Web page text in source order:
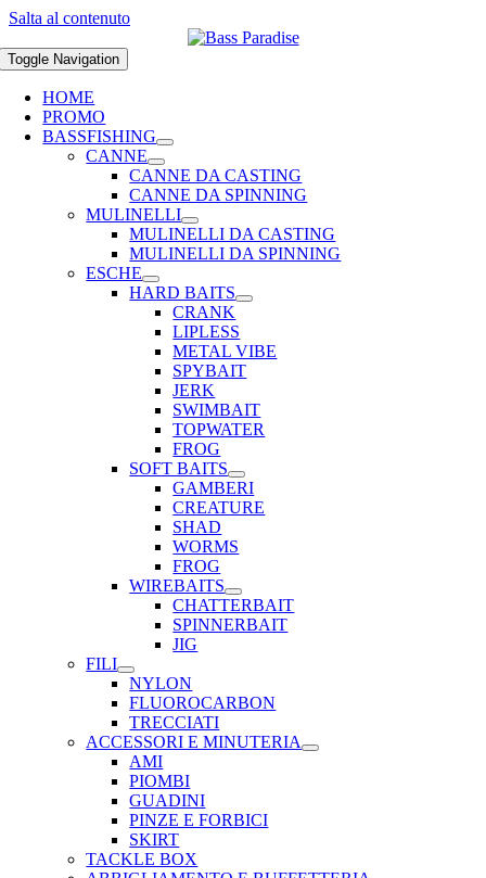
Salta al contenuto
Toggle Navigation
HOME
PROMO
BASSFISHING
CANNE
CANNE DA CASTING
CANNE DA SPINNING
MULINELLI
MULINELLI DA CASTING
MULINELLI DA SPINNING
ESCHE
HARD BAITS
CRANK
LIPLESS
METAL VIBE
SPYBAIT
JERK
SWIMBAIT
TOPWATER
FROG
SOFT BAITS
GAMBERI
CREATURE
SHAD
WORMS
FROG
WIREBAITS
CHATTERBAIT
SPINNERBAIT
JIG
FILI
NYLON
FLUOROCARBON
TRECCIATI
ACCESSORI E MINUTERIA
AMI
PIOMBI
GUADINI
PINZE E FORBICI
SKIRT
TACKLE BOX